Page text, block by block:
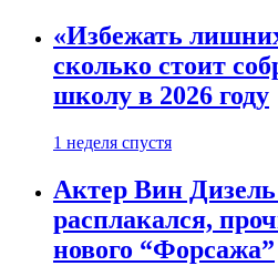
«Избежать
сколько стоит
школу в 2026 году
1 неделя спустя
Актер Вин Дизель
расплакался,
нового “Форсажа”